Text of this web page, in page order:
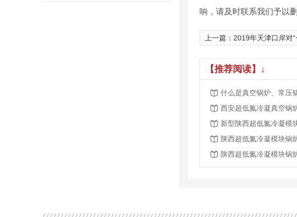
响，请及时联系我们予以删
上一篇： 2019年天津口岸对“一带
【推荐阅读】↓
什么是真空锅炉、常压
西安超低氮冷凝真空锅
新型陕西超低氮冷凝模
陕西超低氮冷凝模块锅
陕西超低氮冷凝模块锅